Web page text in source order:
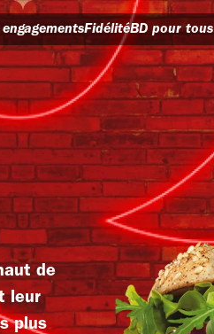
FidélitéBD pour tous
de
leur
plus